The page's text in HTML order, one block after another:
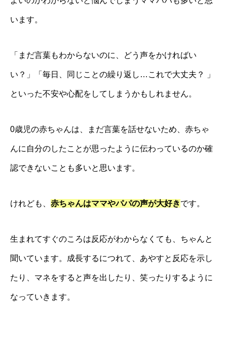
います。
「まだ言葉もわからないのに、どう声をかければい
い？」「毎日、同じことの繰り返し…これで大丈夫？ 」
といった不安や心配をしてしまうかもしれません。
0歳児の赤ちゃんは、まだ言葉を話せないため、赤ちゃ
んに自分のしたことが思ったように伝わっているのか確
認できないことも多いと思います。
けれども、 赤ちゃんはママやパパの声が大好きです。
生まれてすぐのころは反応がわからなくても、ちゃんと
聞いています。成長するにつれて、あやすと反応を示し
たり、マネをすると声を出したり、笑ったりするように
なっていきます。